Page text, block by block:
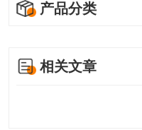
产品分类
相关文章